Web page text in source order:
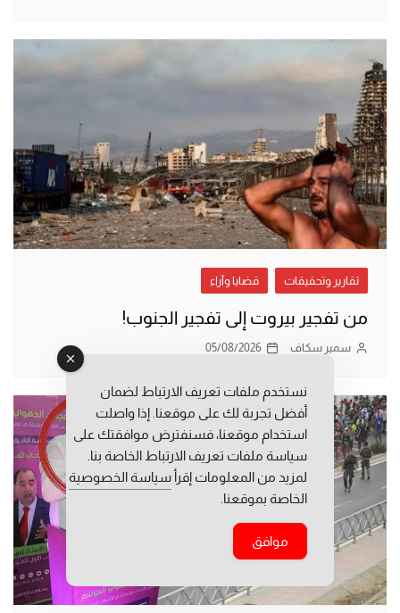
تقارير وتحقيقات قضايا وآراء
من تفجير بيروت إلى تفجير الجنوب!
سمير سكاف 05/08/2026
نستخدم ملفات تعريف الارتباط لضمان
أفضل تجربة لك على موقعنا. إذا واصلت
استخدام موقعنا، فسنفترض موافقتك على
سياسة ملفات تعريف الارتباط الخاصة بنا.
لمزيد من المعلومات إقرأ سياسة الخصوصية
الخاصة بموقعنا.
موافق